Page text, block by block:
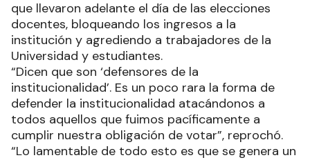
que llevaron adelante el día de las elecciones
docentes, bloqueando los ingresos a la
institución y agrediendo a trabajadores de la
Universidad y estudiantes.
“Dicen que son ‘defensores de la
institucionalidad’. Es un poco rara la forma de
defender la institucionalidad atacándonos a
todos aquellos que fuimos pacíficamente a
cumplir nuestra obligación de votar”, reprochó.
“Lo lamentable de todo esto es que se genera un